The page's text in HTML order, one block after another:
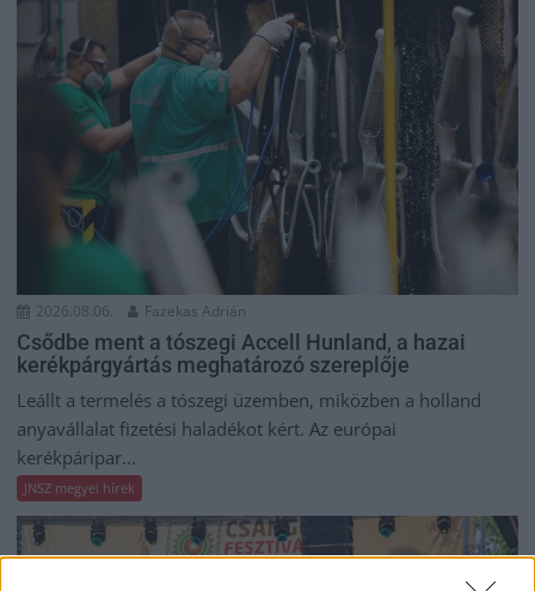
2026.08.06. Fazekas Adrián
Csődbe ment a tószegi Accell Hunland, a hazai
kerékpárgyártás meghatározó szereplője
Leállt a termelés a tószegi üzemben, miközben a holland
anyavállalat fizetési haladékot kért. Az európai
kerékpáripar...
JNSZ megyei hírek